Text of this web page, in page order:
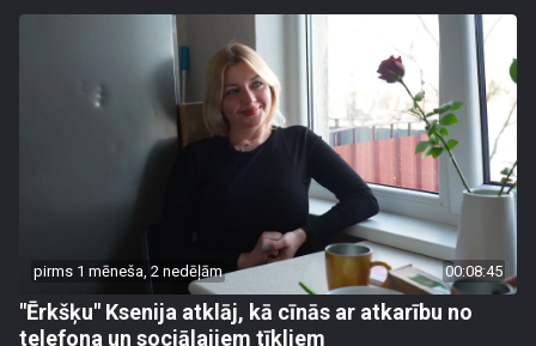
pirms 1 mēneša, 2 nedēļām 00:08:45
"Ērkšķu" Ksenija atklāj, kā cīnās ar atkarību no
telefona un sociālajiem tīkliem